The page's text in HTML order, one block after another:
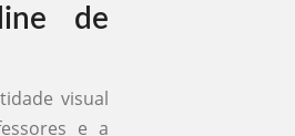
de
visual
e a